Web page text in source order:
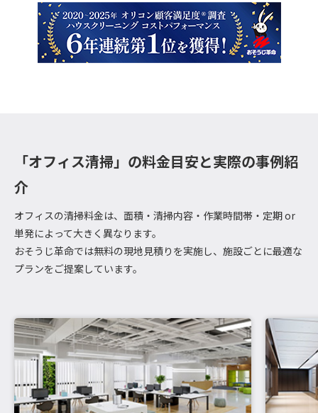
「オフィス清掃」の料金目安と実際の事例紹
介
オフィスの清掃料金は、面積・清掃内容・作業時間帯・定期 or
単発によって大きく異なります。
おそうじ革命では無料の現地見積りを実施し、施設ごとに最適な
プランをご提案しています。